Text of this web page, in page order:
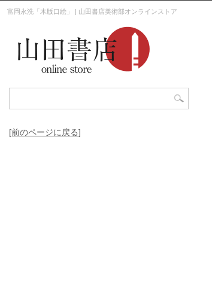
富岡永洗「木版口絵」 | 山田書店美術部オンラインストア
[前のページに戻る]